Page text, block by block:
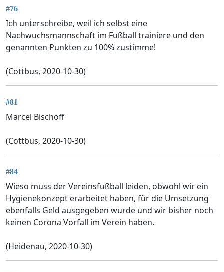
#76
Ich unterschreibe, weil ich selbst eine
Nachwuchsmannschaft im Fußball trainiere und den
genannten Punkten zu 100% zustimme!
(Cottbus, 2020-10-30)
#81
Marcel Bischoff
(Cottbus, 2020-10-30)
#84
Wieso muss der Vereinsfußball leiden, obwohl wir ein
Hygienekonzept erarbeitet haben, für die Umsetzung
ebenfalls Geld ausgegeben wurde und wir bisher noch
keinen Corona Vorfall im Verein haben.
(Heidenau, 2020-10-30)